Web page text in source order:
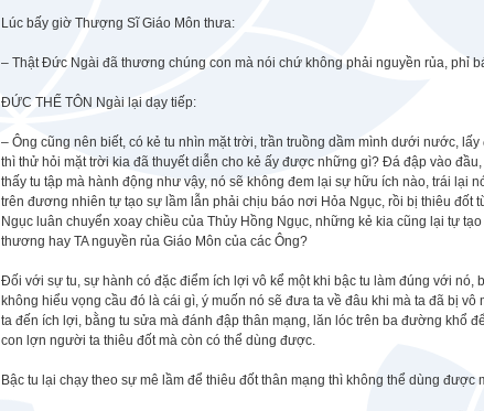
Lúc bấy giờ Thượng Sĩ Giáo Môn thưa:
– Thật Đức Ngài đã thương chúng con mà nói chứ không phải nguyền rủa, phỉ
ĐỨC THẾ TÔN Ngài lại dạy tiếp:
– Ông cũng nên biết, có kẻ tu nhìn mặt trời, trần truồng dầm mình dưới nước,
thì thử hỏi mặt trời kia đã thuyết diễn cho kẻ ấy được những gì? Đá đập vào
thấy tu tập mà hành động như vậy, nó sẽ không đem lại sự hữu ích nào, trái lại
trên đương nhiên tự tạo sự lầm lẫn phải chịu báo nơi Hỏa Ngục, rồi bị thiêu
Ngục luân chuyển xoay chiều của Thủy Hồng Ngục, những kẻ kia cũng lại tự
thương hay TA nguyền rủa Giáo Môn của các Ông?
Đối với sự tu, sự hành có đặc điểm ích lợi vô kể một khi bậc tu làm đúng với nó,
không hiểu vọng cầu đó là cái gì, ý muốn nó sẽ đưa ta về đâu khi mà ta đã bị
ta đến ích lợi, bằng tu sửa mà đánh đập thân mạng, lăn lóc trên ba đường khổ
con lợn người ta thiêu đốt mà còn có thể dùng được.
Bậc tu lại chạy theo sự mê lầm để thiêu đốt thân mạng thì không thể dùng được